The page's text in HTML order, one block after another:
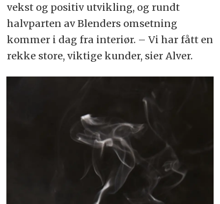
vekst og positiv utvikling, og rundt
halvparten av Blenders omsetning
kommer i dag fra interiør. – Vi har fått en
rekke store, viktige kunder, sier Alver.